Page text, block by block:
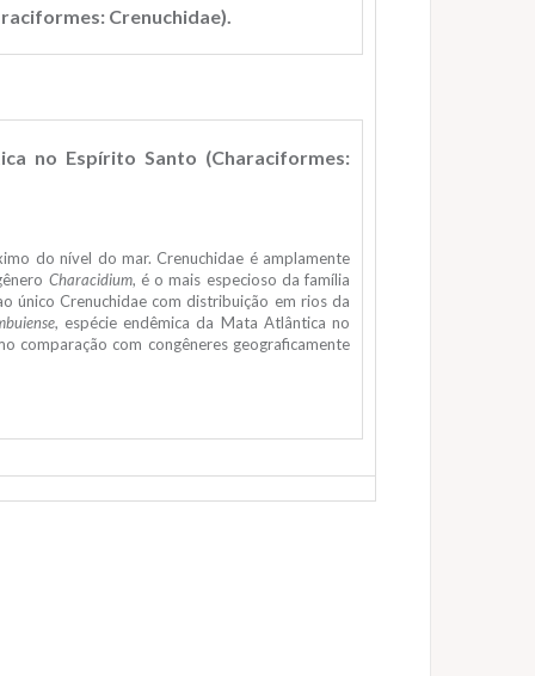
Crenuchidae).
no Espírito Santo (Characiformes:
do nível do mar. Crenuchidae é amplamente
Characidium, é o mais especioso da família
único Crenuchidae com distribuição em rios da
, espécie endêmica da Mata Atlântica no
comparação com congêneres geograficamente